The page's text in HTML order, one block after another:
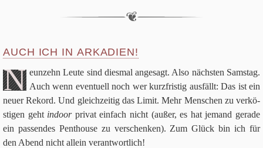
AUCH ICH IN ARKADIEN!
N eun­zehn Leute sind dies­mal ange­sagt. Also näch­sten Sams­tag.
Auch wenn even­tu­ell noch wer kurz­fri­stig aus­fällt: Das ist ein
neuer Rekord. Und gleich­zei­tig das Limit. Mehr Men­schen zu ver­kö­
sti­gen geht indoorpri­vat ein­fach nicht (außer, es hat jemand gerade
ein pas­sen­des Pent­house zu ver­schen­ken). Zum Glück bin ich für
den Abend nicht allein verantwortlich!